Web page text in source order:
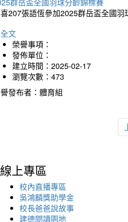
207張語恆參加2025群岳盃全國
文
榮譽事項：
發佈單位：
建立時間：2025-02-17
瀏覽次數：473
發布者：體育組
線上專區
校內直播專區
吳鴻麟獎助學金
校長爸爸說故事
建德閱讀園地